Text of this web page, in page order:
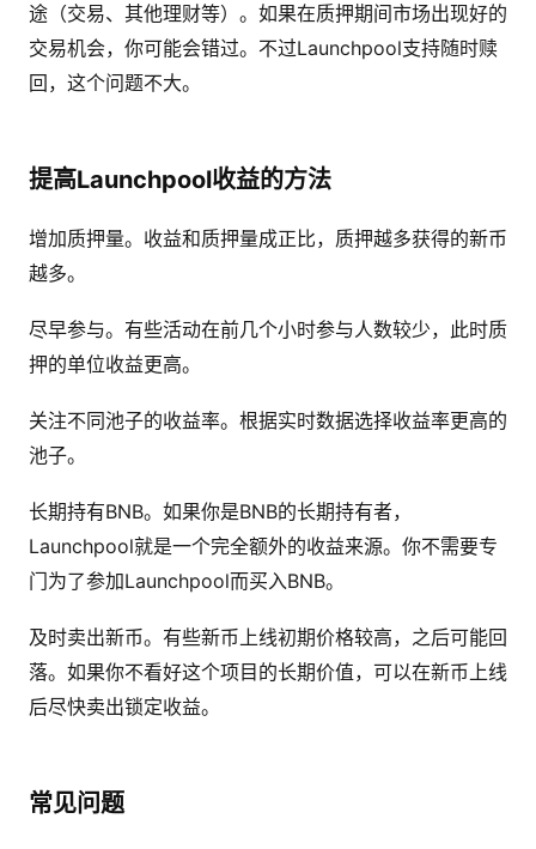
途（交易、其他理财等）。如果在质押期间市场出现好的
交易机会，你可能会错过。不过Launchpool支持随时赎
回，这个问题不大。
提高Launchpool收益的方法
增加质押量。收益和质押量成正比，质押越多获得的新币
越多。
尽早参与。有些活动在前几个小时参与人数较少，此时质
押的单位收益更高。
关注不同池子的收益率。根据实时数据选择收益率更高的
池子。
长期持有BNB。如果你是BNB的长期持有者，
Launchpool就是一个完全额外的收益来源。你不需要专
门为了参加Launchpool而买入BNB。
及时卖出新币。有些新币上线初期价格较高，之后可能回
落。如果你不看好这个项目的长期价值，可以在新币上线
后尽快卖出锁定收益。
常见问题